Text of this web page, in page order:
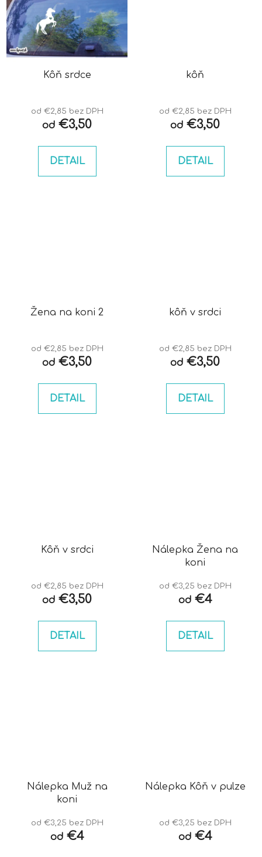
Kôň srdce
od €2,85 bez DPH
od €3,50
DETAIL
kôň
od €2,85 bez DPH
od €3,50
DETAIL
Žena na koni 2
od €2,85 bez DPH
od €3,50
DETAIL
kôň v srdci
od €2,85 bez DPH
od €3,50
DETAIL
Kôň v srdci
od €2,85 bez DPH
od €3,50
DETAIL
Nálepka Žena na
koni
od €3,25 bez DPH
od€4
DETAIL
Nálepka Muž na
koni
od €3,25 bez DPH
od€4
Nálepka Kôň v pulze
od €3,25 bez DPH
od€4